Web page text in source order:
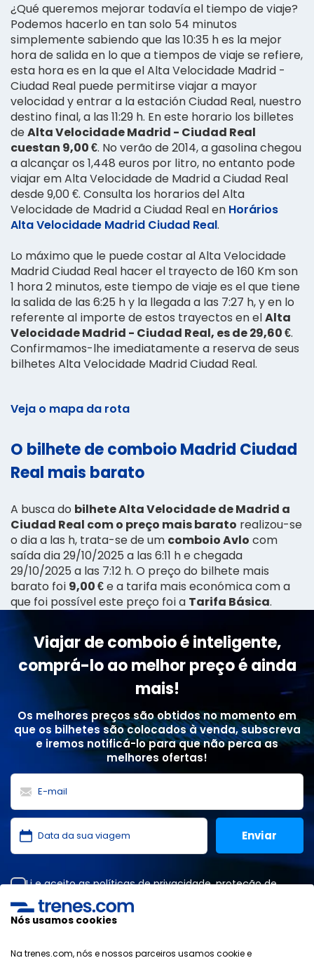
¿Qué queremos mejorar todavía el tiempo de viaje?
Podemos hacerlo en tan solo 54 minutos
simplemente sabiendo que las 10:35 h es la mejor
hora de salida en lo que a tiempos de viaje se refiere,
esta hora es en la que el Alta Velocidade Madrid -
Ciudad Real puede permitirse viajar a mayor
velocidad y entrar a la estación Ciudad Real, nuestro
destino final, a las 11:29 h. En este horario los billetes
deAlta Velocidade Madrid - Ciudad Real
cuestan 9,00 €. No verão de 2014, a gasolina chegou
a alcançar os 1,448 euros por litro, no entanto pode
viajar em Alta Velocidade de Madrid a Ciudad Real
desde 9,00 €. Consulta los horarios del Alta
Velocidade de Madrid a Ciudad Real en Horários
Alta Velocidade Madrid Ciudad Real.
Lo máximo que le puede costar al Alta Velocidade
Madrid Ciudad Real hacer el trayecto de 160 Km son
1 hora 2 minutos, este tiempo de viaje es el que tiene
la salida de las 6:25 h y la llegada a las 7:27 h, y en lo
referente al importe de estos trayectos en elAlta
Velocidade Madrid - Ciudad Real, es de 29,60 €.
Confirmamos-lhe imediatamente a reserva de seus
bilhetes Alta Velocidade Madrid Ciudad Real.
Veja o mapa da rota
O bilhete de comboio Madrid Ciudad
Real mais barato
A busca do bilhete Alta Velocidade de Madrid a
Ciudad Real com o preço mais barato realizou-se
o dia a las h, trata-se de um comboio Avlo com
saída dia 29/10/2025 a las 6:11 h e chegada
29/10/2025 a las 7:12 h. O preço do bilhete mais
barato foi 9,00 €e a tarifa mais económica com a
que foi possível este preço foi a Tarifa Básica.
Viajar de comboio é inteligente,
comprá-lo ao melhor preço é ainda
mais!
Os melhores preços são obtidos no momento em
que os bilhetes são colocados à venda, subscreva
e iremos notificá-lo para que não perca as
melhores ofertas!
Li e aceito aspolíticas de privacidade,proteção de
dados
Nós usamos cookies
Na trenes.com, nós e nossos parceiros usamos cookie e